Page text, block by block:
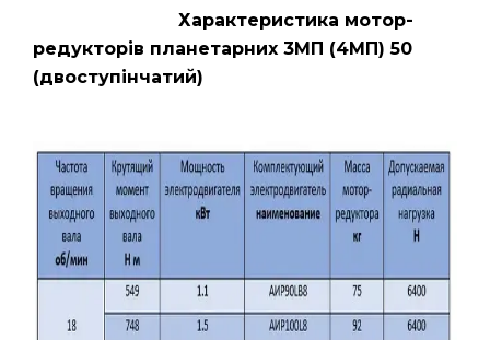
Характеристика мотор-
редукторів планетарних 3МП (4МП) 50
(двоступінчатий)